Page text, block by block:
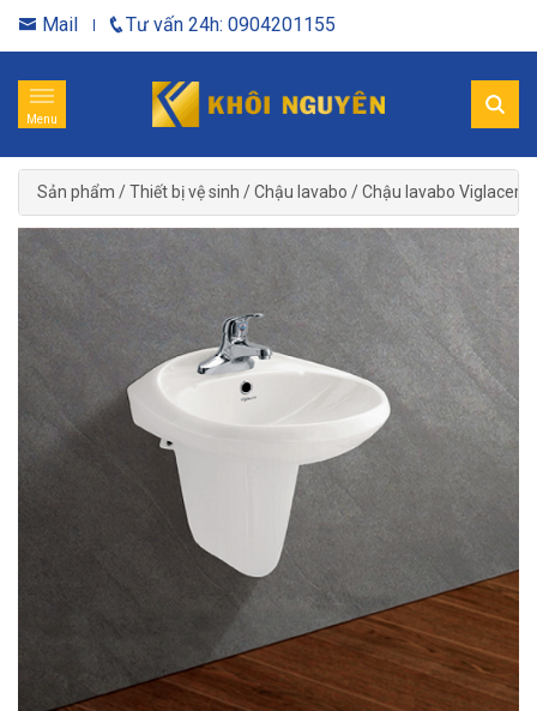
Mail Tư vấn 24h: 0904201155
Menu
Sản phẩm /Thiết bị vệ sinh /Chậu lavabo /Chậu lavabo Viglacera